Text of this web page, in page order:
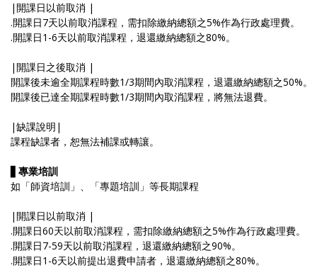
|開課日以前取消 |
.開課日7天以前取消課程，需扣除繳納總額之5%作為行政處理費。
.開課日1-6天以前取消課程，退還繳納總額之80%。
|開課日之後取消 |
開課後未逾全期課程時數1/3期間內取消課程，退還繳納總額之50%。
開課後已達全期課程時數1/3期間內取消課程，將無法退費。
|缺課說明|
課程缺課者，恕無法補課或轉讓。
專業培訓
如「師資培訓」、「專題培訓」等長期課程
|開課日以前取消 |
.開課日60天以前取消課程，需扣除繳納總額之5%作為行政處理費。
.開課日7-59天以前取消課程，退還繳納總額之90%。
.開課日1-6天以前提出退費申請者，退還繳納總額之80%。